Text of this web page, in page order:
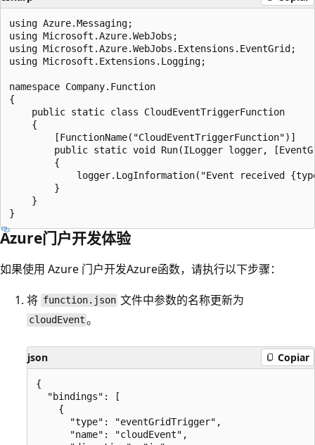
using Azure.Messaging;
using Microsoft.Azure.WebJobs;
using Microsoft.Azure.WebJobs.Extensions.EventGrid;
using Microsoft.Extensions.Logging;
namespace Company.Function
{
    public static class CloudEventTriggerFunction
    {
        [FunctionName("CloudEventTriggerFunction")]
public static void Run(ILogger logger,
        {
logger.LogInformation("Event received
        }
    }
Azure门户开发体验
如果使用 Azure 门户开发Azure函数，请执行以下步骤：
将 function.json 文件中参数的名称更新为
cloudEvent 。
json Copiar
{
  "bindings": [
    {
      "type": "eventGridTrigger",
      "name": "cloudEvent",